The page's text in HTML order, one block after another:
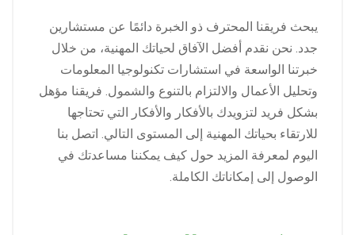
يبحث فريقنا المحترف ذو الخبرة دائمًا عن مستشارين
جدد. نحن نقدم أفضل الآفاق لحياتك المهنية، من خلال
خبرتنا الواسعة في استشارات تكنولوجيا المعلومات
وتحليل الأعمال والالتزام بالتنوع والشمول. فريقنا مؤهل
بشكل فريد لتزويدك بالأفكار والأفكار التي تحتاجها
للارتقاء بحياتك المهنية إلى المستوى التالي. اتصل بنا
اليوم لمعرفة المزيد حول كيف يمكننا مساعدتك في
الوصول إلى إمكاناتك الكاملة.